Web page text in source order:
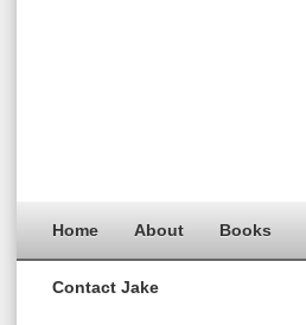
Home About Books
Contact Jake